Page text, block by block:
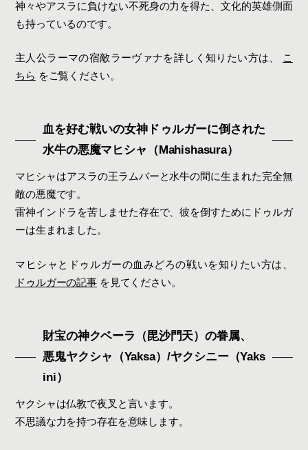
神々やアスラに負けない不死身の力を得た、文化的英雄側面
も持っているのです。
主人公ラーマの宿敵ラーヴァナを詳しく知りたい方は、
こ
ちら をご覧ください。
血を好む戦いの女神ドゥルガーに倒された
水牛の悪魔マヒシャ（Mahishasura）
マヒシャはアスラの王ラムバーと水牛の間に生まれた完全無
敵の悪魔です。
雷神インドラを苦しませた存在で、彼を倒すためにドゥルガ
ーは生まれました。
マヒシャとドゥルガーの血みどろの戦いを知りたい方は、
ドゥルガーの記事を見てください。
財宝の神クベーラ（毘沙門天）の眷属、
悪鬼ヤクシャ（Yaksa）/ヤクシニー（Yaks
ini）
ヤクシャは仏教で夜叉と言います。
不思議な力を持つ存在を意味します。